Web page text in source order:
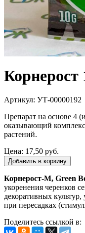
Корнерост
Артикул: УТ-00000192
Препарат на основе 4
оказывающий
растений.
Цена: 17,50 руб.
Добавить в корзину
Корнерост-М, Green
укоренения черенков
декоративных
при пересадках
Поделитесь ссылкой в: